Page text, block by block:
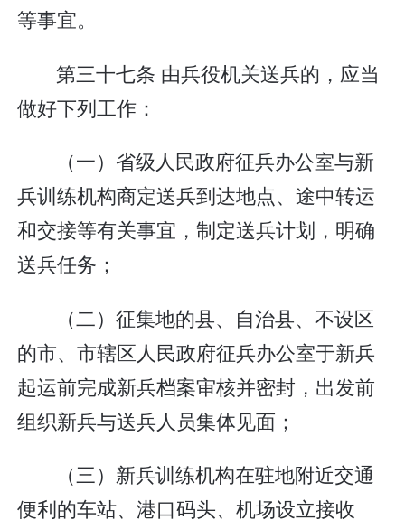
等事宜。
第三十七条 由兵役机关送兵的，应当
做好下列工作：
（一）省级人民政府征兵办公室与新
兵训练机构商定送兵到达地点、途中转运
和交接等有关事宜，制定送兵计划，明确
送兵任务；
（二）征集地的县、自治县、不设区
的市、市辖区人民政府征兵办公室于新兵
起运前完成新兵档案审核并密封，出发前
组织新兵与送兵人员集体见面；
（三）新兵训练机构在驻地附近交通
便利的车站、港口码头、机场设立接收